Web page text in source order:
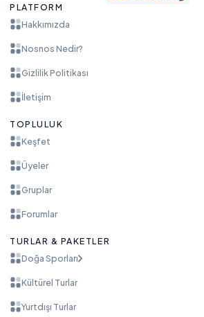
PLATFORM
Hakkımızda
Nosnos Nedir?
Gizlilik Politikası
İletişim
TOPLULUK
Keşfet
Üyeler
Gruplar
Forumlar
TURLAR & PAKETLER
Doğa Sporları
Kültürel Turlar
Yurtdışı Turlar